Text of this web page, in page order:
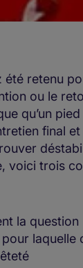
été retenu
ou le
qu’un
final
voici trois
la question